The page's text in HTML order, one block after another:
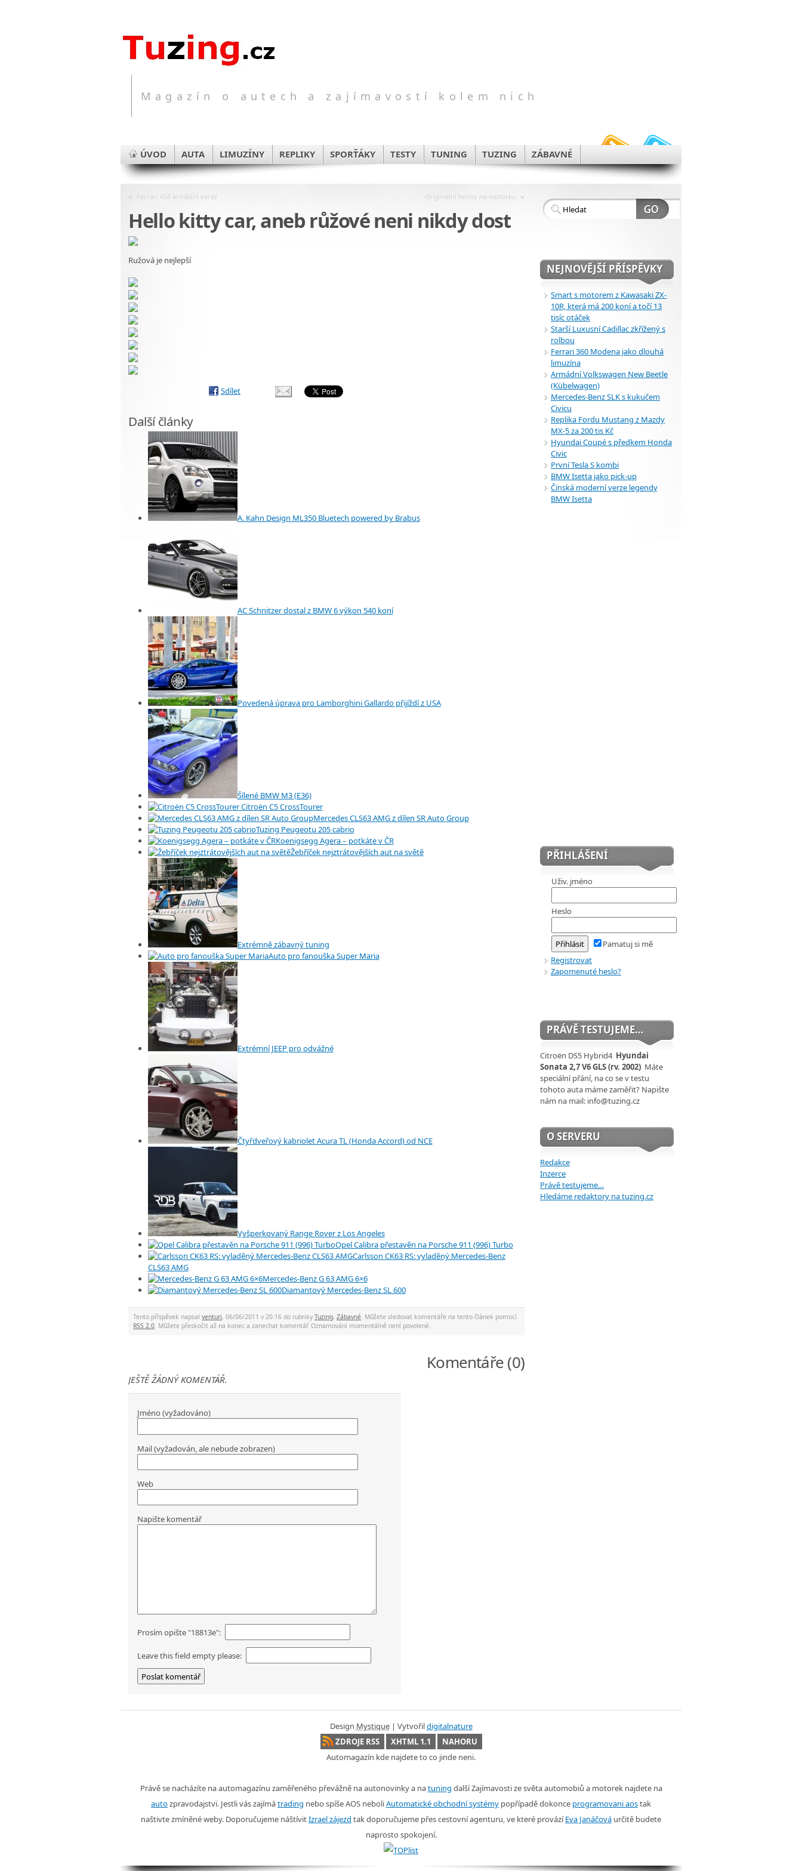
Magazín o autech a zajímavostí kolem nich
ÚVOD AUTA LIMUZÍNY REPLIKY SPORŤÁKY TESTY TUNING TUZING ZÁBAVNÉ
« Ferrari 458 armádní verze Originální helmy na motorku »
Hello kitty car, aneb růžové neni nikdy dost
Ružová je nejlepší
Sdílet
Další články
A. Kahn Design ML350 Bluetech powered by Brabus
AC Schnitzer dostal z BMW 6 výkon 540 koní
Povedená úprava pro Lamborghini Gallardo přijíždí z USA
Šílené BMW M3 (E36)
Citroën C5 CrossTourer
Mercedes CLS63 AMG z dílen SR Auto Group
Tuzing Peugeotu 205 cabrio
Koenigsegg Agera – potkáte v ČR
Žebříček nejztrátovějších aut na světě
Extrémně zábavný tuning
Auto pro fanouška Super Maria
Extrémní JEEP pro odvážné
Čtyřdveřový kabriolet Acura TL (Honda Accord) od NCE
Vyšperkovaný Range Rover z Los Angeles
Opel Calibra přestavěn na Porsche 911 (996) Turbo
Carlsson CK63 RS: vyladěný Mercedes-Benz
CLS63 AMG
Mercedes-Benz G 63 AMG 6×6
Diamantový Mercedes-Benz SL 600
Tento příspěvek napsal venturi, 06/06/2011 v 20.16 do rubriky Tuzing, Zábavné. Můžete sledovat komentáře na tento článek pomocí
RSS 2.0. Můžete přeskočit až na konec a zanechat komentář. Oznamování momentálně není povolené.
Komentáře (0)
JEŠTĚ ŽÁDNÝ KOMENTÁŘ.
Jméno (vyžadováno)
Mail (vyžadován, ale nebude zobrazen)
Web
Napište komentář
Prosím opište "18813e":
Leave this field empty please:
NEJNOVĚJŠÍ PŘÍSPĚVKY
Smart s motorem z Kawasaki ZX-
10R, která má 200 koní a točí 13
tisíc otáček
Starší Luxusní Cadillac zkřížený s
rolbou
Ferrari 360 Modena jako dlouhá
limuzína
Armádní Volkswagen New Beetle
(Kübelwagen)
Mercedes-Benz SLK s kukučem
Civicu
Replika Fordu Mustang z Mazdy
MX-5 za 200 tis Kč
Hyundai Coupé s předkem Honda
Civic
První Tesla S kombi
BMW Isetta jako pick-up
Činská moderní verze legendy
BMW Isetta
PŘIHLÁŠENÍ
Uživ. jméno
Heslo
Pamatuj si mě
Registrovat
Zapomenuté heslo?
PRÁVĚ TESTUJEME…
Citroën DS5 Hybrid4 Hyundai
Sonata 2,7 V6 GLS (rv. 2002) Máte
speciální přání, na co se v testu
tohoto auta máme zaměřit? Napište
nám na mail: info@tuzing.cz
O SERVERU
Redakce
Inzerce
Právě testujeme…
Hledáme redaktory na tuzing.cz
Design Mystique| Vytvořildigitalnature
ZDROJE RSS
XHTML 1.1
NAHORU
Automagazín kde najdete to co jinde neni.
Právě se nacházíte na automagazínu zaměřeného převážně na autonovinky a natuning další Zajímavosti ze světa automobiů a motorek najdete na
autozpravodajstvi. Jestli vás zajímátrading nebo spíše AOS neboliAutomatické obchodní systémy popřípadě dokonce programovani aostak
naštivte zmíněné weby. Doporučujeme náštívitIzrael zájezd tak doporučujeme přes cestovní agenturu, ve které provázíEva Janáčová určitě budete
naprosto spokojení.